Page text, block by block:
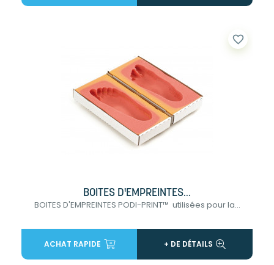
favorite_border
BOITES D'EMPREINTES...
BOITES D'EMPREINTES PODI-PRINT™ utilisées pour la...
ACHAT RAPIDE + DE DÉTAILS